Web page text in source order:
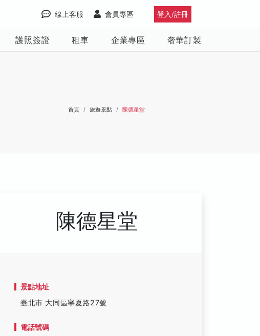
登入/註冊
會員專區
線上客服
護照簽證 租車 企業專區 奢華訂製
首頁 旅遊景點 陳德星堂
陳德星堂
景點地址
臺北市 大同區寧夏路27號
電話號碼